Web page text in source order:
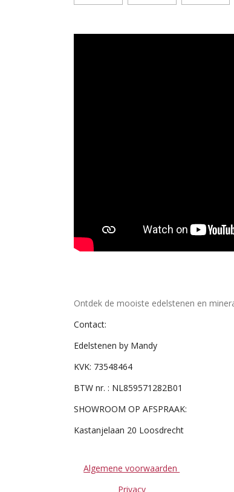
Ontdek de mooiste edelstenen en
Contact:
Edelstenen by Mandy
KVK: 73548464
BTW nr. : NL859571282B01
SHOWROOM OP AFSPRAAK:
Kastanjelaan 20 Loosdrecht
Algemene voorwaarden
Privacy